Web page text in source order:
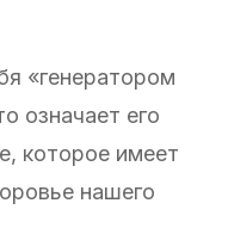
«генератором
означает его
которое имеет
нашего